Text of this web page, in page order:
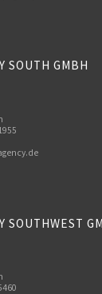
SOUTH GMBH
SOUTHWEST